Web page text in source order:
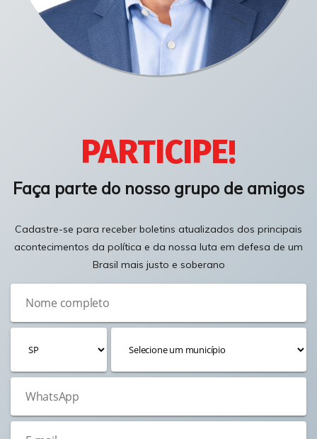
PARTICIPE!
Faça parte do nosso grupo de amigos
Cadastre-se para receber boletins atualizados dos principais
acontecimentos da política e da nossa luta em defesa de um
Brasil mais justo e soberano